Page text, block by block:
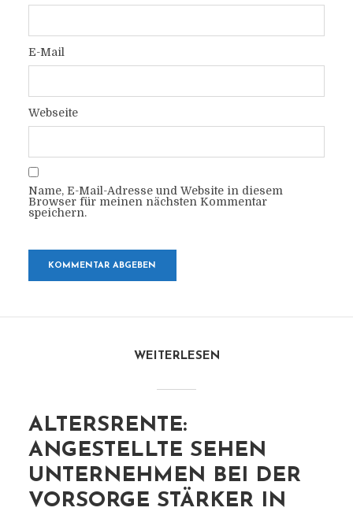
E-Mail
Webseite
Name, E-Mail-Adresse und Website in diesem
Browser für meinen nächsten Kommentar
speichern.
WEITERLESEN
ALTERSRENTE:
ANGESTELLTE SEHEN
UNTERNEHMEN BEI DER
VORSORGE STÄRKER IN